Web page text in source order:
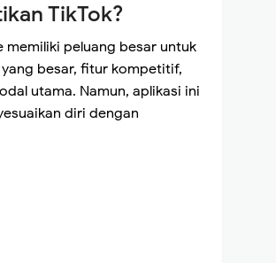
TikTok?
peluang besar untuk
besar, fitur kompetitif,
utama. Namun, aplikasi ini
diri dengan